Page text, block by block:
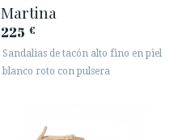
Martina
225 €
Sandalias de tacón alto fino en piel
blanco roto con pulsera